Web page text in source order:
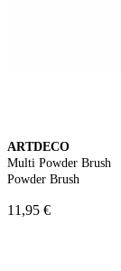
ARTDECO
Multi Powder Brush
Powder Brush
11,95 €